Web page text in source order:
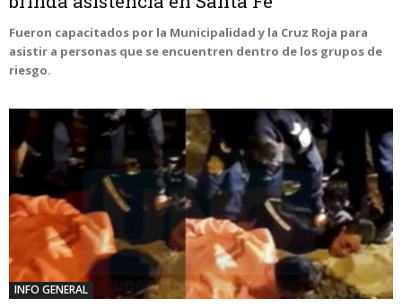
Fueron capacitados por la Municipalidad y la Cruz Roja para
asistir a personas que se encuentren dentro de los grupos de
riesgo.
INFO GENERAL